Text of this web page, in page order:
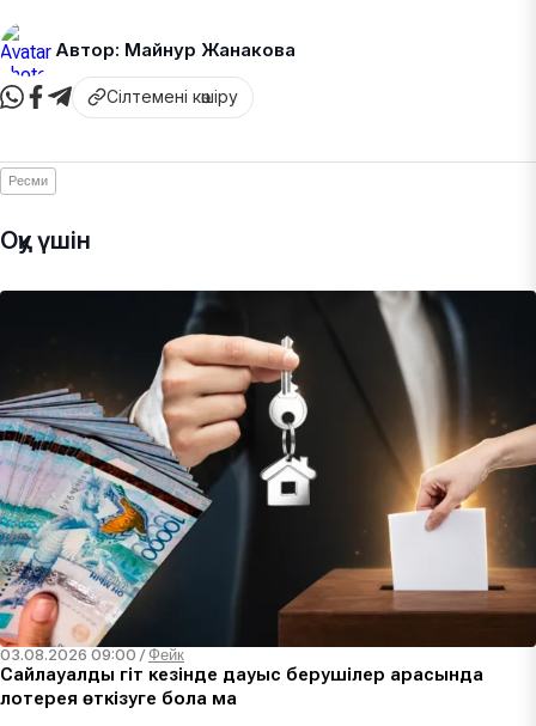
Автор: Майнур Жанакова
Сілтемені көшіру
Ресми
Оқу үшін
03.08.2026 09:00 /Фейк
Сайлауалды үгіт кезінде дауыс берушілер арасында
лотерея өткізуге бола ма